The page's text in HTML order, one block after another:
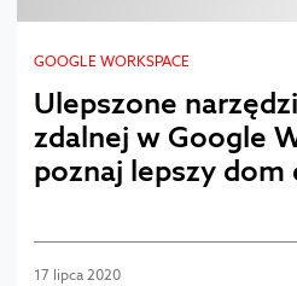
GOOGLE WORKSPACE
Ulepszone
zdalnej w Google
poznaj lepszy dom
17 lipca 2020